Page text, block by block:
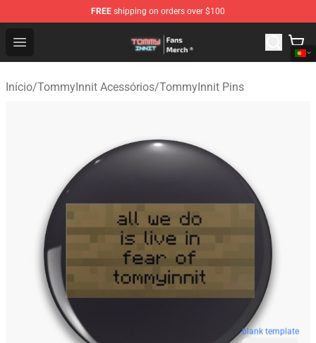
FREE shipping on orders over $100
Open menu
TommyInnit Store - Official TommyInnit Merchandise
Início/TommyInnit Acessórios/TommyInnit Pins
blank template